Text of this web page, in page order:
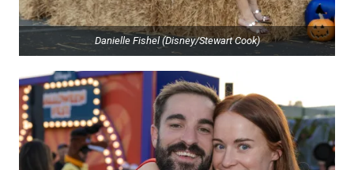
Danielle Fishel (Disney/Stewart Cook)